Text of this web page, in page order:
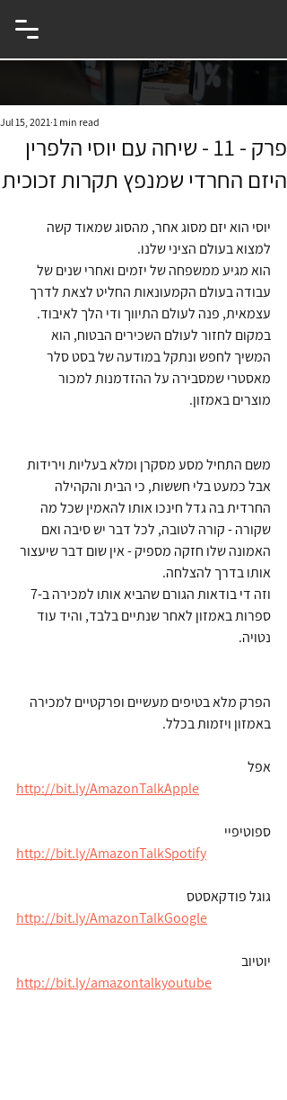
פרק - 11 - שיחה עם יוסי הלפרין
היזם החרדי שמנפץ תקרות זכוכית
Jul 15, 2021 1 min read
יוסי הוא יזם מסוג אחר, מהסוג שמאוד קשה
למצוא בעולם הציני שלנו.
הוא מגיע ממשפחה של יזמים ואחרי שנים של
עבודה בעולם הקמעונאות החליט לצאת לדרך
עצמאית, פנה לעולם התיווך ודי הלך לאיבוד.
במקום לחזור לעולם השכירים הבטוח, הוא
המשיך לחפש ונתקל במודעה של בסט סלר
מאסטרי שמסבירה על ההזדמנות למכור
מוצרים באמזון.
משם התחיל מסע מסקרן ומלא בעליות וירידות
אבל כמעט בלי חששות, כי הבית והקהילה
החרדית בה גדל חינכו אותו להאמין שכל מה
שקורה - קורה לטובה, לכל דבר יש סיבה ואם
האמונה שלו חזקה מספיק - אין שום דבר שיעצור
אותו בדרך להצלחה.
ספרות באמזון לאחר שנתיים בלבד, והיד עוד
נטויה.
הפרק מלא בטיפים מעשיים ופרקטיים למכירה
באמזון ויזמות בכלל.
אפל
http://bit.ly/AmazonTalkApple
ספוטיפיי
http://bit.ly/AmazonTalkSpotify
גוגל פודקאסטס
http://bit.ly/AmazonTalkGoogle
יוטיוב
http://bit.ly/amazontalkyoutube